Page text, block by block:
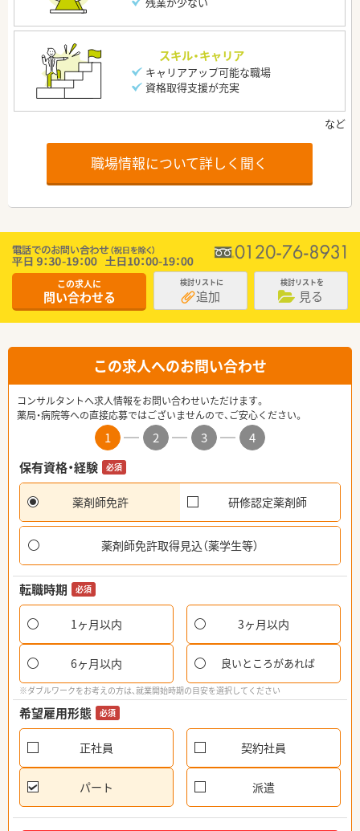
スキル・キャリア
キャリアアップ可能な職場
資格取得支援が充実
職場情報について詳しく聞く
この求人に
問い合わせる
検討リストに
追加
検討リストを
見る
この求人へのお問い合わせ
コンサルタントへ求人情報をお問い合わせいただけます。
薬局・病院等への直接応募ではございませんので、ご安心ください。
1 2 3
4
保有資格・経験
必須
薬剤師免許 研修認定薬剤師
薬剤師免許取得見込（薬学生等）
転職時期 必須
1ヶ月以内 3ヶ月以内
6ヶ月以内 良いところがあれば
※ダブルワークをお考えの方は、就業開始時期の目安を選択してください
希望雇用形態 必須
正社員 契約社員
パート 派遣